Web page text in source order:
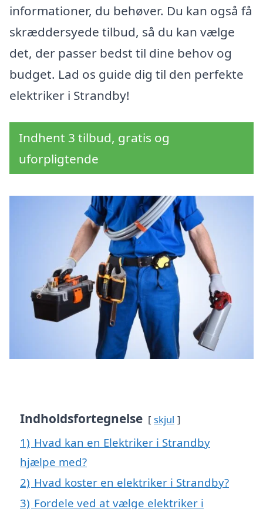
informationer, du behøver. Du kan også få
skræddersyede tilbud, så du kan vælge
det, der passer bedst til dine behov og
budget. Lad os guide dig til den perfekte
elektriker i Strandby!
Indhent 3 tilbud, gratis og
uforpligtende
Indholdsfortegnelse skjul
1) Hvad kan en Elektriker i Strandby
hjælpe med?
2) Hvad koster en elektriker i Strandby?
3) Fordele ved at vælge elektriker i